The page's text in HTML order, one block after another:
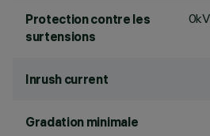
Protection contre les
surtensions
Inrush current
Gradation minimale